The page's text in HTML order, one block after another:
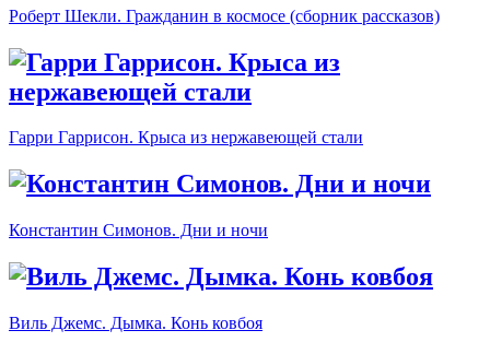
Роберт Шекли. Гражданин в космосе (сборник рассказов)
Гарри Гаррисон. Крыса из нержавеющей стали
Константин Симонов. Дни и ночи
Виль Джемс. Дымка. Конь ковбоя